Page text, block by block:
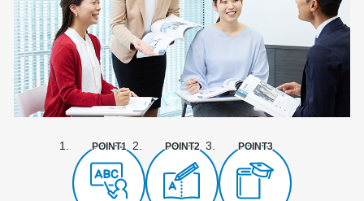
POINT1 POINT2 POINT3